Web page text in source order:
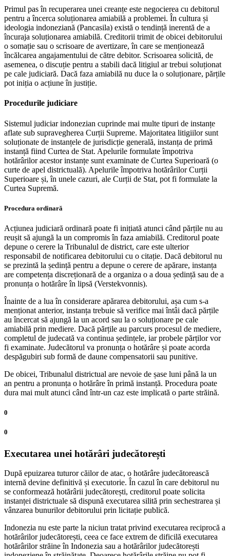
Primul pas în recuperarea unei creanțe este negocierea cu debitorul
pentru a încerca soluționarea amiabilă a problemei. În cultura și
ideologia indoneziană (Pancasila) există o tendință inerentă de a
încuraja soluționarea amiabilă. Creditorii trimit de obicei debitorului
o somație sau o scrisoare de avertizare, în care se menționează
încălcarea angajamentului de către debitor. Scrisoarea solicită, de
asemenea, o discuție pentru a stabili dacă litigiul ar trebui soluționat
pe cale judiciară. Dacă faza amiabilă nu duce la o soluționare, părțile
pot iniția o acțiune în justiție.
Procedurile judiciare
Sistemul judiciar indonezian cuprinde mai multe tipuri de instanțe
aflate sub supravegherea Curții Supreme. Majoritatea litigiilor sunt
soluționate de instanțele de jurisdicție generală, instanța de primă
instanță fiind Curtea de Stat. Apelurile formulate împotriva
hotărârilor acestor instanțe sunt examinate de Curtea Superioară (o
curte de apel districtuală). Apelurile împotriva hotărârilor Curții
Superioare și, în unele cazuri, ale Curții de Stat, pot fi formulate la
Curtea Supremă.
Procedura ordinară
Acțiunea judiciară ordinară poate fi inițiată atunci când părțile nu au
reușit să ajungă la un compromis în faza amiabilă. Creditorul poate
depune o cerere la Tribunalul de district, care este ulterior
responsabil de notificarea debitorului cu o citație. Dacă debitorul nu
se prezintă la ședință pentru a depune o cerere de apărare, instanța
are competența discreționară de a organiza o a doua ședință sau de a
pronunța o hotărâre în lipsă (Verstekvonnis).
Înainte de a lua în considerare apărarea debitorului, așa cum s-a
menționat anterior, instanța trebuie să verifice mai întâi dacă părțile
au încercat să ajungă la un acord sau la o soluționare pe cale
amiabilă prin mediere. Dacă părțile au parcurs procesul de mediere,
completul de judecată va continua ședințele, iar probele părților vor
fi examinate. Judecătorul va pronunța o hotărâre și poate acorda
despăgubiri sub formă de daune compensatorii sau punitive.
De obicei, Tribunalul districtual are nevoie de șase luni până la un
an pentru a pronunța o hotărâre în primă instanță. Procedura poate
dura mai mult atunci când într-un caz este implicată o parte străină.
0
0
Executarea unei hotărâri judecătorești
După epuizarea tuturor căilor de atac, o hotărâre judecătorească
internă devine definitivă și executorie. În cazul în care debitorul nu
se conformează hotărârii judecătorești, creditorul poate solicita
instanței districtuale să dispună executarea silită prin sechestrarea și
vânzarea bunurilor debitorului prin licitație publică.
Indonezia nu este parte la niciun tratat privind executarea reciprocă a
hotărârilor judecătorești, ceea ce face extrem de dificilă executarea
hotărârilor străine în Indonezia sau a hotărârilor judecătorești